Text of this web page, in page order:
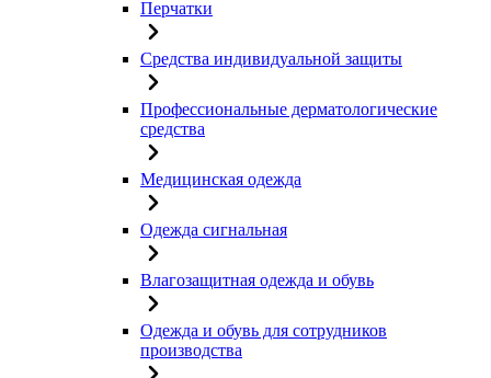
Перчатки
Средства индивидуальной защиты
Профессиональные дерматологические
средства
Медицинская одежда
Одежда сигнальная
Влагозащитная одежда и обувь
Одежда и обувь для сотрудников
производства